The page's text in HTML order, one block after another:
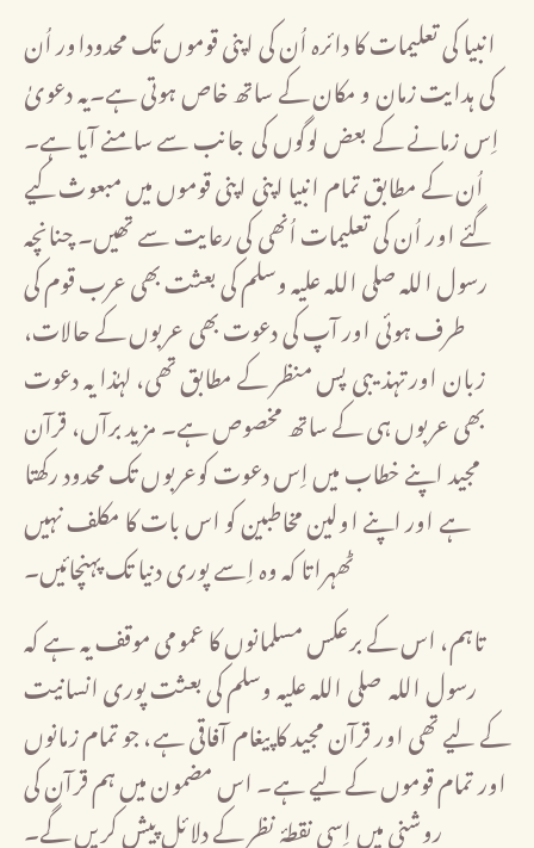
انبیا کی تعلیمات کا دائرہ اُن کی اپنی قوموں تک محدوداور اُن
کی ہدایت زمان و مکان کے ساتھ خاص ہوتی ہے۔یہ دعویٰ
اِس زمانے کے بعض لوگوں کی جانب سے سامنے آیا ہے۔
اُن کے مطابق تمام انبیا اپنی اپنی قوموں میں مبعوث کیے
گئے اور اُن کی تعلیمات اُنھی کی رعایت سے تھیں۔ چنانچہ
رسول اللہ صلی اللہ علیہ وسلم کی بعثت بھی عرب قوم کی
طرف ہوئی اور آپ کی دعوت بھی عربوں کے حالات،
زبان اور تہذیبی پس منظر کے مطابق تھی، لہٰذا یہ دعوت
بھی عربوں ہی کے ساتھ مخصوص ہے۔ مزید برآں، قرآن
مجید اپنے خطاب میں اِس دعوت کوعربوں تک محدود رکھتا
ہے اور اپنے اولین مخاطبین کو اس بات کا مکلف نہیں
ٹھہراتا کہ وہ اِسے پوری دنیا تک پہنچائیں۔
تاہم، اس کے برعکس مسلمانوں کا عمومی موقف یہ ہے کہ
رسول اللہ صلی اللہ علیہ وسلم کی بعثت پوری انسانیت
کے لیے تھی اور قرآن مجید کا پیغام آفاقی ہے، جو تمام زمانوں
اور تمام قوموں کے لیے ہے۔ اس مضمون میں ہم قرآن کی
روشنی میں اِسی نقطۂ نظر کے دلائل پیش کریں گے۔